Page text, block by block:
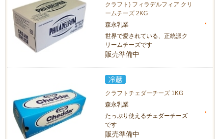
クラフト) フィラデルフィア クリ
ームチーズ 2KG
森永乳業
世界で愛されている、正統派ク
リームチーズです
販売準備中
クラフトチェダーチーズ 1KG
森永乳業
たっぷり使えるチェダーチーズ
です
販売準備中